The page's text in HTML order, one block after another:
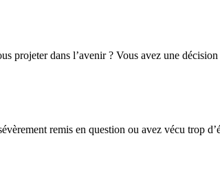
projeter dans l’avenir ? Vous avez une
remis en question ou avez vécu trop